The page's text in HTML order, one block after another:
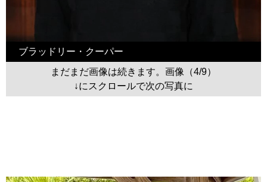
ブラッドリー・クーパー
まだまだ画像は続きます。画像（4/9）
↓にスクロールで次の写真に